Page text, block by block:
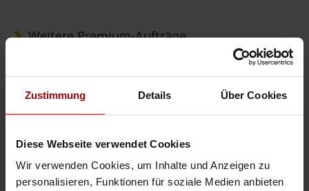
Zustimmung Details Über Cookies
Diese Webseite verwendet Cookies
Wir verwenden Cookies, um Inhalte und Anzeigen zu
personalisieren, Funktionen für soziale Medien anbieten
Weitere Premium-Aufträge
Bodenleger für ca. 760 m² Linoleum Verlegung im Raum Dachau gesucht
Auftragswert: 15.000,00 EUR